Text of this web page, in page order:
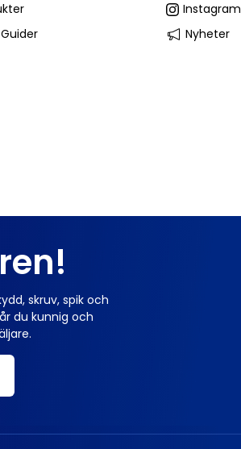
Instagram
Nyheter
skruv, spik och
du kunnig och